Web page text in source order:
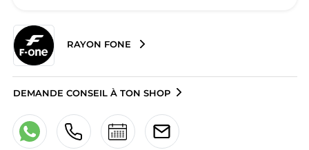
RAYON FONE
DEMANDE CONSEIL À TON SHOP